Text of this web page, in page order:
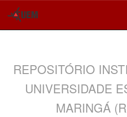
REPOSITÓRIO
UNIVERSIDADE
MARINGÁ